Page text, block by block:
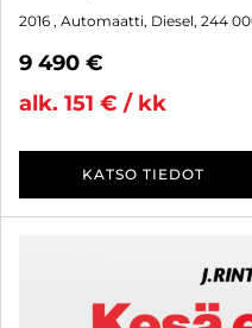
2016 , Automaatti, Diesel, 244
9 490 €
alk. 151 € / kk
KATSO TIEDOT